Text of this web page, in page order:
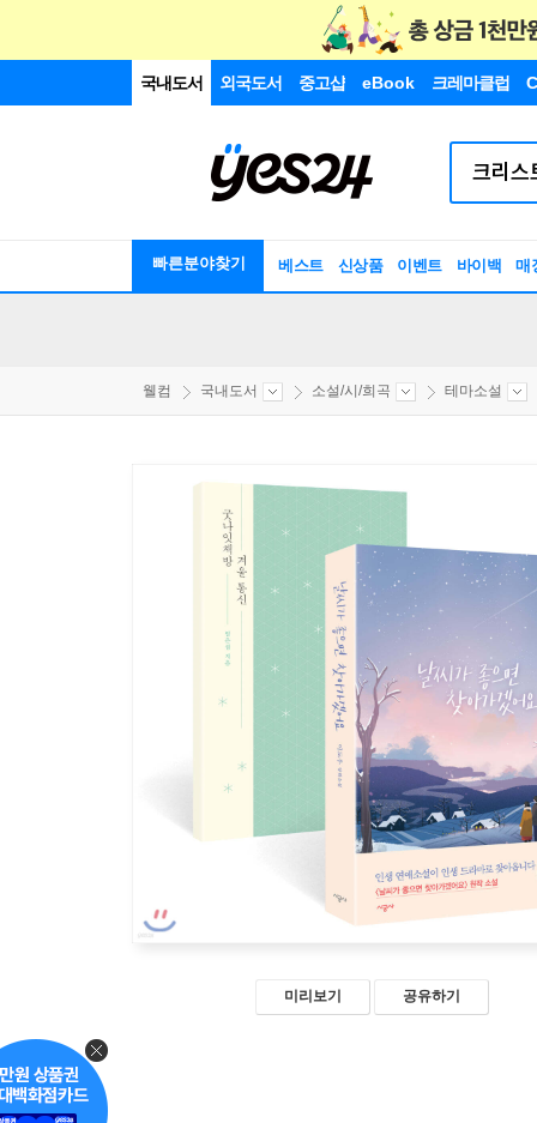
국내도서 외국도서 중고샵 eBook 크레마클럽
빠른분야찾기 베스트 신상품 이벤트 바이백 매
웰컴 국내도서 소설/시/희곡 테마소설
미리보기 공유하기